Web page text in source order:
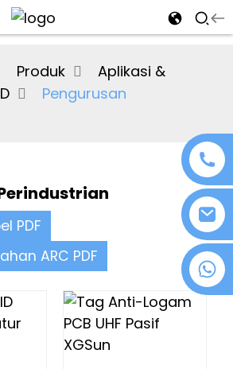
+86 18076372139
Produk
Aplikasi &
Pengurusan
PDF
ARC PDF